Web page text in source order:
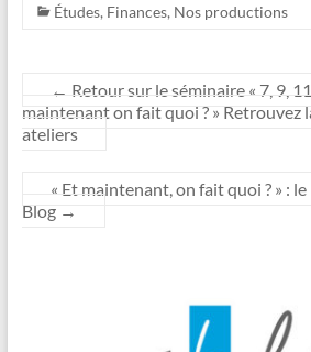
Études, Finances, Nos productions
← Retour sur le séminaire « 7, 9,
maintenant on fait quoi ? » Retrouvez
ateliers
« Et maintenant, on fait quoi ? » :
Blog →